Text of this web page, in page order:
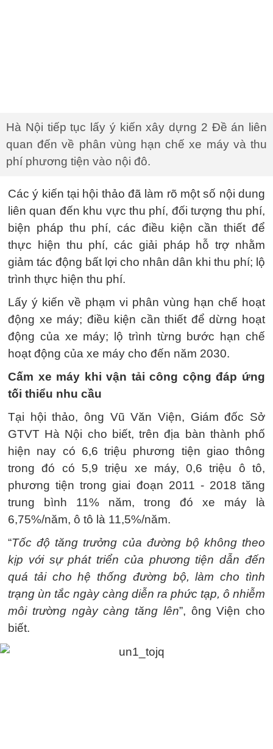
Hà Nội tiếp tục lấy ý kiến xây dựng 2 Đề án liên
quan đến về phân vùng hạn chế xe máy và thu
phí phương tiện vào nội đô.
Các ý kiến tại hội thảo đã làm rõ một số nội dung
liên quan đến khu vực thu phí, đối tượng thu phí,
biện pháp thu phí, các điều kiện cần thiết để
thực hiện thu phí, các giải pháp hỗ trợ nhằm
giảm tác động bất lợi cho nhân dân khi thu phí; lộ
trình thực hiện thu phí.
Lấy ý kiến về phạm vi phân vùng hạn chế hoạt
động xe máy; điều kiện cần thiết để dừng hoạt
động của xe máy; lộ trình từng bước hạn chế
hoạt động của xe máy cho đến năm 2030.
Cấm xe máy khi vận tải công cộng đáp ứng
tối thiểu nhu cầu
Tại hội thảo, ông Vũ Văn Viện, Giám đốc Sở
GTVT Hà Nội cho biết, trên địa bàn thành phố
hiện nay có 6,6 triệu phương tiện giao thông
trong đó có 5,9 triệu xe máy, 0,6 triệu ô tô,
phương tiện trong giai đoạn 2011 - 2018 tăng
trung bình 11% năm, trong đó xe máy là
6,75%/năm, ô tô là 11,5%/năm.
“Tốc độ tăng trưởng của đường bộ không theo
kịp với sự phát triển của phương tiện dẫn đến
quá tải cho hệ thống đường bộ, làm cho tình
trạng ùn tắc ngày càng diễn ra phức tạp, ô nhiễm
môi trường ngày càng tăng lên”, ông Viện cho
biết.